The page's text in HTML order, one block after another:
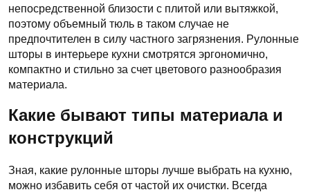
непосредственной близости с плитой или вытяжкой,
поэтому объемный тюль в таком случае не
предпочтителен в силу частного загрязнения. Рулонные
шторы в интерьере кухни смотрятся эргономично,
компактно и стильно за счет цветового разнообразия
материала.
Какие бывают типы материала и
конструкций
Зная, какие рулонные шторы лучше выбрать на кухню,
можно избавить себя от частой их очистки. Всегда